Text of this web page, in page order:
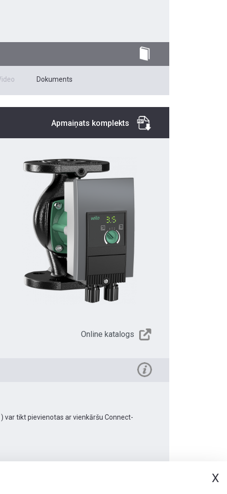
X
Dokuments
Apmaiņats komplekts
Online katalogs
var tikt pievienotas ar vienkāršu Connect-